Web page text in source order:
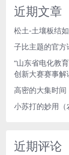
近期文章
松土-土壤板结
子比主题的官方
“山东省电化教
创新大赛赛事解
高密的大集时间
小苏打的妙用（
近期评论